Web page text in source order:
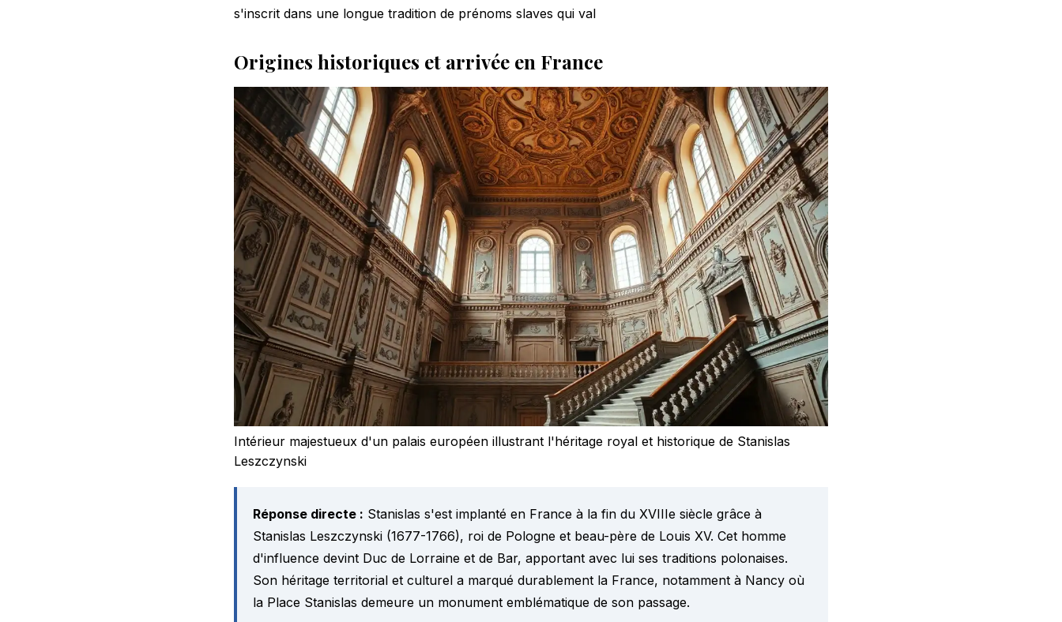
s'inscrit dans une longue tradition de prénoms slaves qui val
Origines historiques et arrivée en France
Intérieur majestueux d'un palais européen illustrant l'héritage royal et historique de Stanislas
Leszczynski
Réponse directe : Stanislas s'est implanté en France à la fin du XVIIIe siècle grâce à
Stanislas Leszczynski (1677-1766), roi de Pologne et beau-père de Louis XV. Cet homme
d'influence devint Duc de Lorraine et de Bar, apportant avec lui ses traditions polonaises.
Son héritage territorial et culturel a marqué durablement la France, notamment à Nancy où
la Place Stanislas demeure un monument emblématique de son passage.